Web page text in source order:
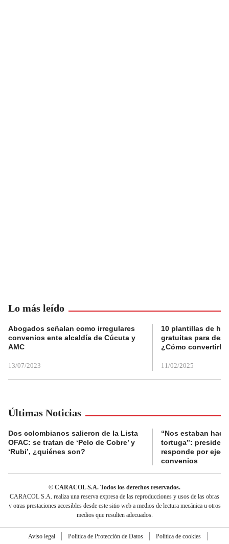
Lo más leído
Abogados señalan como irregulares
convenios ente alcaldía de Cúcuta y
AMC
13/07/2023
10 plantillas de
gratuitas para
¿Cómo convertirla
11/02/2025
Últimas Noticias
Dos colombianos salieron de la Lista
OFAC: se tratan de ‘Pelo de Cobre’ y
‘Rubi’, ¿quiénes son?
“Nos estaban
tortuga”:
responde por
convenios
© CARACOL S.A. Todos los derechos reservados.
CARACOL S.A. realiza una reserva expresa de las reproducciones y usos de las obras
y otras prestaciones accesibles desde este sitio web a medios de lectura mecánica u otros
medios que resulten adecuados.
Aviso legal Política de Protección de Datos
Política de cookies